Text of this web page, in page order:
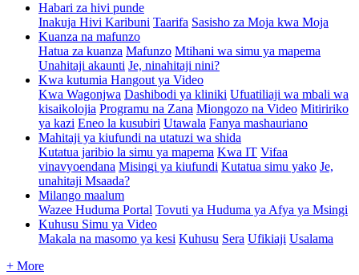
Habari za hivi punde
Inakuja Hivi Karibuni Taarifa Sasisho za Moja kwa Moja
Kuanza na mafunzo
Hatua za kuanza Mafunzo Mtihani wa simu ya mapema
Unahitaji akaunti Je, ninahitaji nini?
Kwa kutumia Hangout ya Video
Kwa Wagonjwa Dashibodi ya kliniki Ufuatiliaji wa mbali wa
kisaikolojia Programu na Zana Miongozo na Video Mitiririko
ya kazi Eneo la kusubiri Utawala Fanya mashauriano
Mahitaji ya kiufundi na utatuzi wa shida
Kutatua jaribio la simu ya mapema Kwa IT Vifaa
vinavyoendana Misingi ya kiufundi Kutatua simu yako Je,
unahitaji Msaada?
Milango maalum
Wazee Huduma Portal Tovuti ya Huduma ya Afya ya Msingi
Kuhusu Simu ya Video
Makala na masomo ya kesi Kuhusu Sera Ufikiaji Usalama
+ More